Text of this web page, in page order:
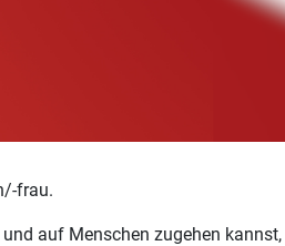
frau.
auf Menschen zugehen